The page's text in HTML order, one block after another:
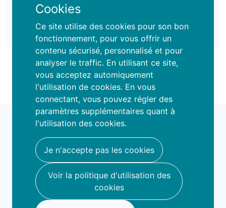
Cookies
Ce site utilise des cookies pour son bon
fonctionnement, pour vous offrir un
contenu sécurisé, personnalisé et pour
analyser le traffic. En utilisant ce site,
vous acceptez automiquement
l'utilisation de cookies. En vous
connectant, vous pouvez régler des
paramètres supplémentaires quant à
l'utilisation des cookies.
Je n'accepte pas les cookies
Voir la politique d'utilisation des
cookies
pour vos critères de
Disponible
Liste d'attente
famio
hello@famio.be
A propos
Nous contacter